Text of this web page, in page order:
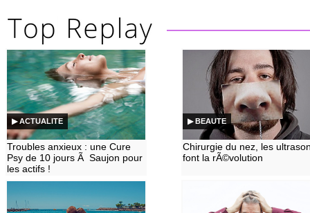
▶ ACTUALITE
Troubles anxieux : une Cure
Psy de 10 jours Ã Saujon pour
les actifs !
▶ BEAUTE
Chirurgie du nez, les
font la rÃ©volution